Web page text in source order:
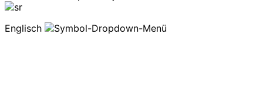
Englisch